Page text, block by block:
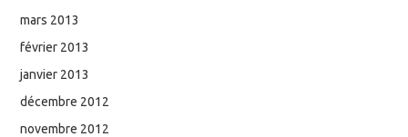
mars 2013
février 2013
janvier 2013
décembre 2012
novembre 2012